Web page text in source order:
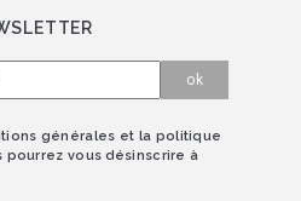
générales et la politique
vous désinscrire à